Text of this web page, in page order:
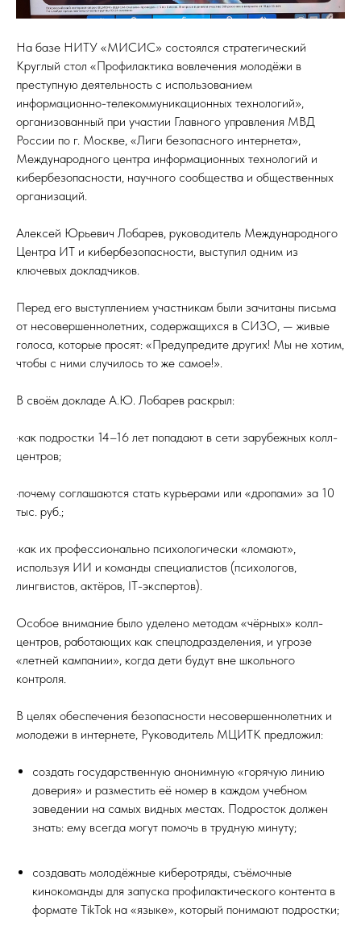
На базе НИТУ «МИСИС» состоялся стратегический
Круглый стол «Профилактика вовлечения молодёжи в
преступную деятельность с использованием
информационно-телекоммуникационных технологий»,
организованный при участии Главного управления МВД
России по г. Москве, «Лиги безопасного интернета»,
Международного центра информационных технологий и
кибербезопасности, научного сообщества и общественных
организаций.
Алексей Юрьевич Лобарев, руководитель Международного
Центра ИТ и кибербезопасности, выступил одним из
ключевых докладчиков.
Перед его выступлением участникам были зачитаны письма
от несовершеннолетних, содержащихся в СИЗО, — живые
голоса, которые просят: «Предупредите других! Мы не хотим,
чтобы с ними случилось то же самое!».
В своём докладе А.Ю. Лобарев раскрыл:
·как подростки 14–16 лет попадают в сети зарубежных колл-
центров;
·почему соглашаются стать курьерами или «дропами» за 10
тыс. руб.;
·как их профессионально психологически «ломают»,
используя ИИ и команды специалистов (психологов,
лингвистов, актёров, IT-экспертов).
Особое внимание было уделено методам «чёрных» колл-
центров, работающих как спецподразделения, и угрозе
«летней кампании», когда дети будут вне школьного
контроля.
В целях обеспечения безопасности несовершеннолетних и
молодежи в интернете, Руководитель МЦИТК предложил:
создать государственную анонимную «горячую линию
доверия» и разместить её номер в каждом учебном
заведении на самых видных местах. Подросток должен
знать: ему всегда могут помочь в трудную минуту;
создавать молодёжные киберотряды, съёмочные
кинокоманды для запуска профилактического контента в
формате TikTok на «языке», который понимают подростки;